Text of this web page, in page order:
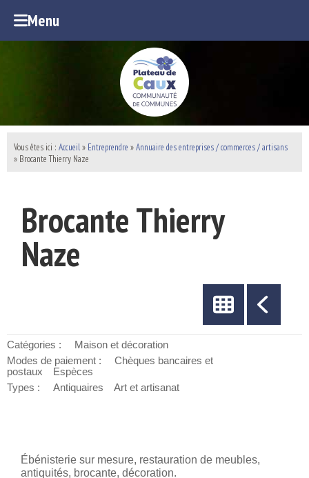
Menu
Vous êtes ici : Accueil» Entreprendre »Annuaire des entreprises / commerces / artisans
» Brocante Thierry Naze
Brocante Thierry
Naze
Catégories :
Maison et décoration
Modes de paiement :
Chèques bancaires et
postaux
Espèces
Types :
Antiquaires Art et artisanat
Ébénisterie sur mesure, restauration de meubles,
antiquités, brocante, décoration.